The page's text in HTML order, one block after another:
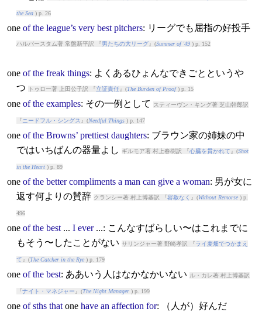
the Sea) p. 26
one of the league’s very best pitchers: リーグでも屈指の好投手
ハルバースタム著 常盤新平訳 『男たちの大リーグ』(Summer of '49) p. 152
one of the freak things: よくあるひょんなできごとというや
つ
トゥロー著 上田公子訳 『立証責任』(The Burden of Proof) p. 15
one of the examples: その一例として スティーヴン・キング著 芝山幹郎訳
『 ニードフル・シングス 』(Needful Things) p. 147
one of the Browns’ prettiest daughters: ブラウン家の姉妹の中
ではいちばんの器量よし
ギルモア著 村上春樹訳 『心臓を貫かれて 』(Shot
in the Heart) p. 89
one of the better compliments a man can give a woman: 男が女に
返す何よりの賛辞 クランシー著 村上博基訳 『容赦なく 』(Without Remorse) p.
496
one of the best... I ever...: こんなすばらしい〜はこれまでに
もそう〜したことがない サリンジャー著 野崎孝訳 『ライ麦畑でつかまえ
て 』(The Catcher in the Rye) p. 179
one of the best: ああいう人はなかなかいない ル・カレ著 村上博基訳
『ナイト・マネジャー 』(The Night Manager) p. 199
one of sths that one have an affection for: （人が）好んだ